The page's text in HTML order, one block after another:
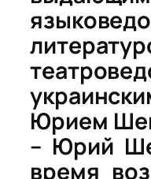
Юрием
– Юрий
время